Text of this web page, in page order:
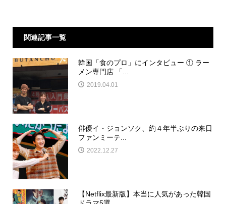
関連記事一覧
韓国「食のプロ」にインタビュー ① ラー
メン専門店 「...
2019.04.01
俳優イ・ジョンソク、約４年半ぶりの来日
ファンミーテ...
2022.12.27
【Netflix最新版】本当に人気があった韓国